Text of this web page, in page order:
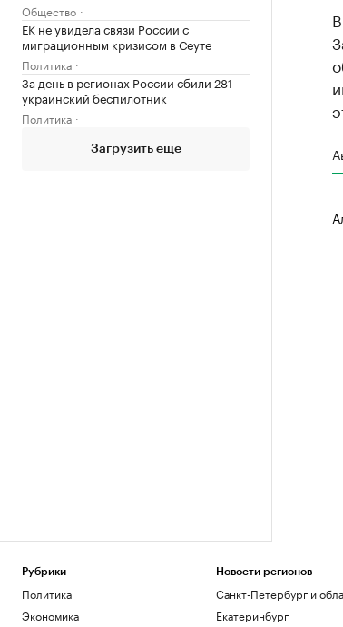
Общество
ЕК не увидела связи России с
миграционным кризисом в Сеуте
Политика
За день в регионах России сбили 281
украинский беспилотник
Политика
Загрузить еще
Рубрики
Политика
Экономика
Новости регионов
Санкт-Петербург и
Екатеринбург